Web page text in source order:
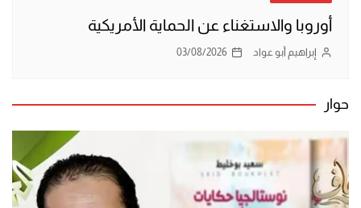
أوروبا والاستغناء عن الحماية الأمريكية
إبراهيم أبو عواد 03/08/2026
حوار